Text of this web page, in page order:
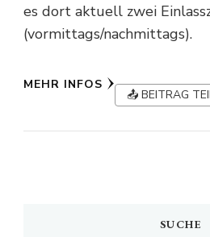
es dort aktuell zwei
(vormittags/nachmittags).
MEHR INFOS
📤 BEITRAG
SUCHE